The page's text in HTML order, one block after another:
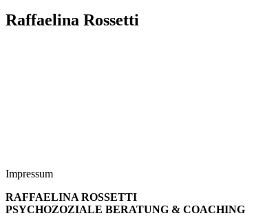
Raffaelina Rossetti
Impressum
RAFFAELINA ROSSETTI
PSYCHOZOZIALE BERATUNG & COACHING